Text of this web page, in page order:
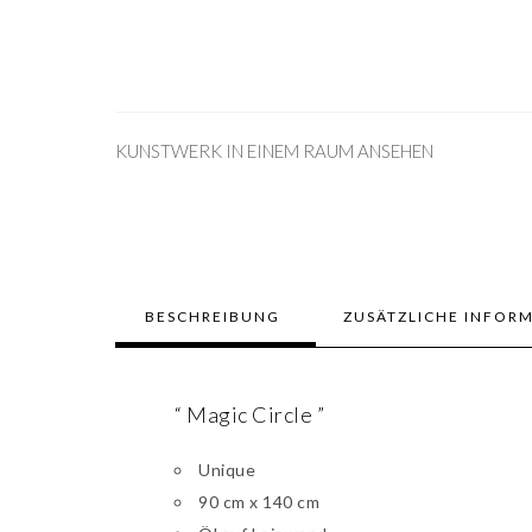
KUNSTWERK IN EINEM RAUM ANSEHEN
BESCHREIBUNG ZUSÄTZLICHE
“ Magic Circle ”
Unique
90 cm x 140 cm